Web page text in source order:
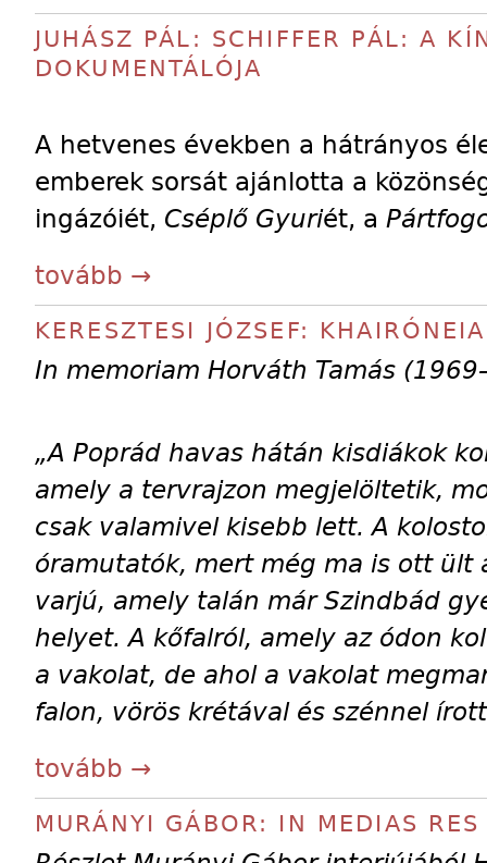
JUHÁSZ PÁL: SCHIFFER PÁL: A
DOKUMENTÁLÓJA
A hetvenes években a hátrányos
emberek sorsát ajánlotta a
ingázóiét, Cséplő Gyuriét, a
tovább →
KERESZTESI JÓZSEF:
In memoriam Horváth Tamás
„A Poprád havas hátán kisdiákok
amely a tervrajzon megjelöltetik,
csak valamivel kisebb lett. A
óramutatók, mert még ma is ott ült
varjú, amely talán már Szindbád
helyet. A kőfalról, amely az ódon
a vakolat, de ahol a vakolat
falon, vörös krétával és szénnel
tovább →
MURÁNYI GÁBOR: IN MEDIAS RES